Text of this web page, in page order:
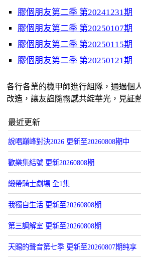
膠個朋友第二季 第20241231期
膠個朋友第二季 第20250107期
膠個朋友第二季 第20250115期
膠個朋友第二季 第20250121期
各行各業的機甲師進行組隊，通過個
改造，讓友誼隨霛感共綻華光，見証
最近更新
說唱巔峰對決2026 更新至20260808期中
歡樂集結號 更新20260808期
緞帶騎士劇場 全1集
我獨自生活 更新至20260808期
第三調解室 更新至20260808期
天賜的聲音第七季 更新至20260807期纯享